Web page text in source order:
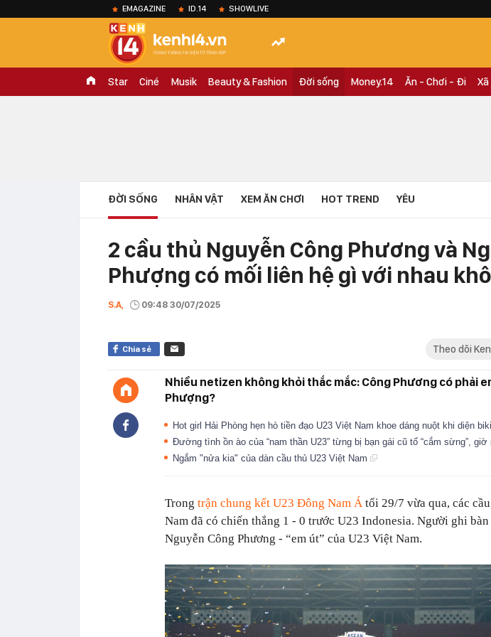
EMAGAZINE ID.14 SHOWLIVE
Star Ciné Musik Beauty & Fashion Đời sống Money.14 Ăn - Chơi - Đi
ĐỜI SỐNG NHÂN VẬT XEM ĂN CHƠI HOT TREND YÊU
2 cầu thủ Nguyễn Công Phương và
Phượng có mối liên hệ gì với nhau
S.A, 09:48 30/07/2025
Chia sẻ Theo dõi
Nhiều netizen không khỏi thắc mắc: Công Phương có phải
Phượng?
Hot girl Hải Phòng hẹn hò tiền đạo U23 Việt Nam khoe dáng nuột khi diện
Đường tình ồn ào của “nam thần U23” từng bị bạn gái cũ tố “cắm sừng”, giờ
Ngắm "nửa kia" của dàn cầu thủ U23 Việt Nam
Trong trận chung kết U23 Đông Nam Á tối 29/7 vừa qua, các
Nam đã có chiến thắng 1 - 0 trước U23 Indonesia. Người ghi
Nguyễn Công Phương - “em út” của U23 Việt Nam.